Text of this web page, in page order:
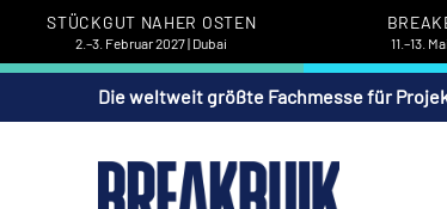
STÜCKGUT NAHER OSTEN
2.–3. Februar 2027 | Dubai 11.–13.
Die weltweit größte Fachmesse für